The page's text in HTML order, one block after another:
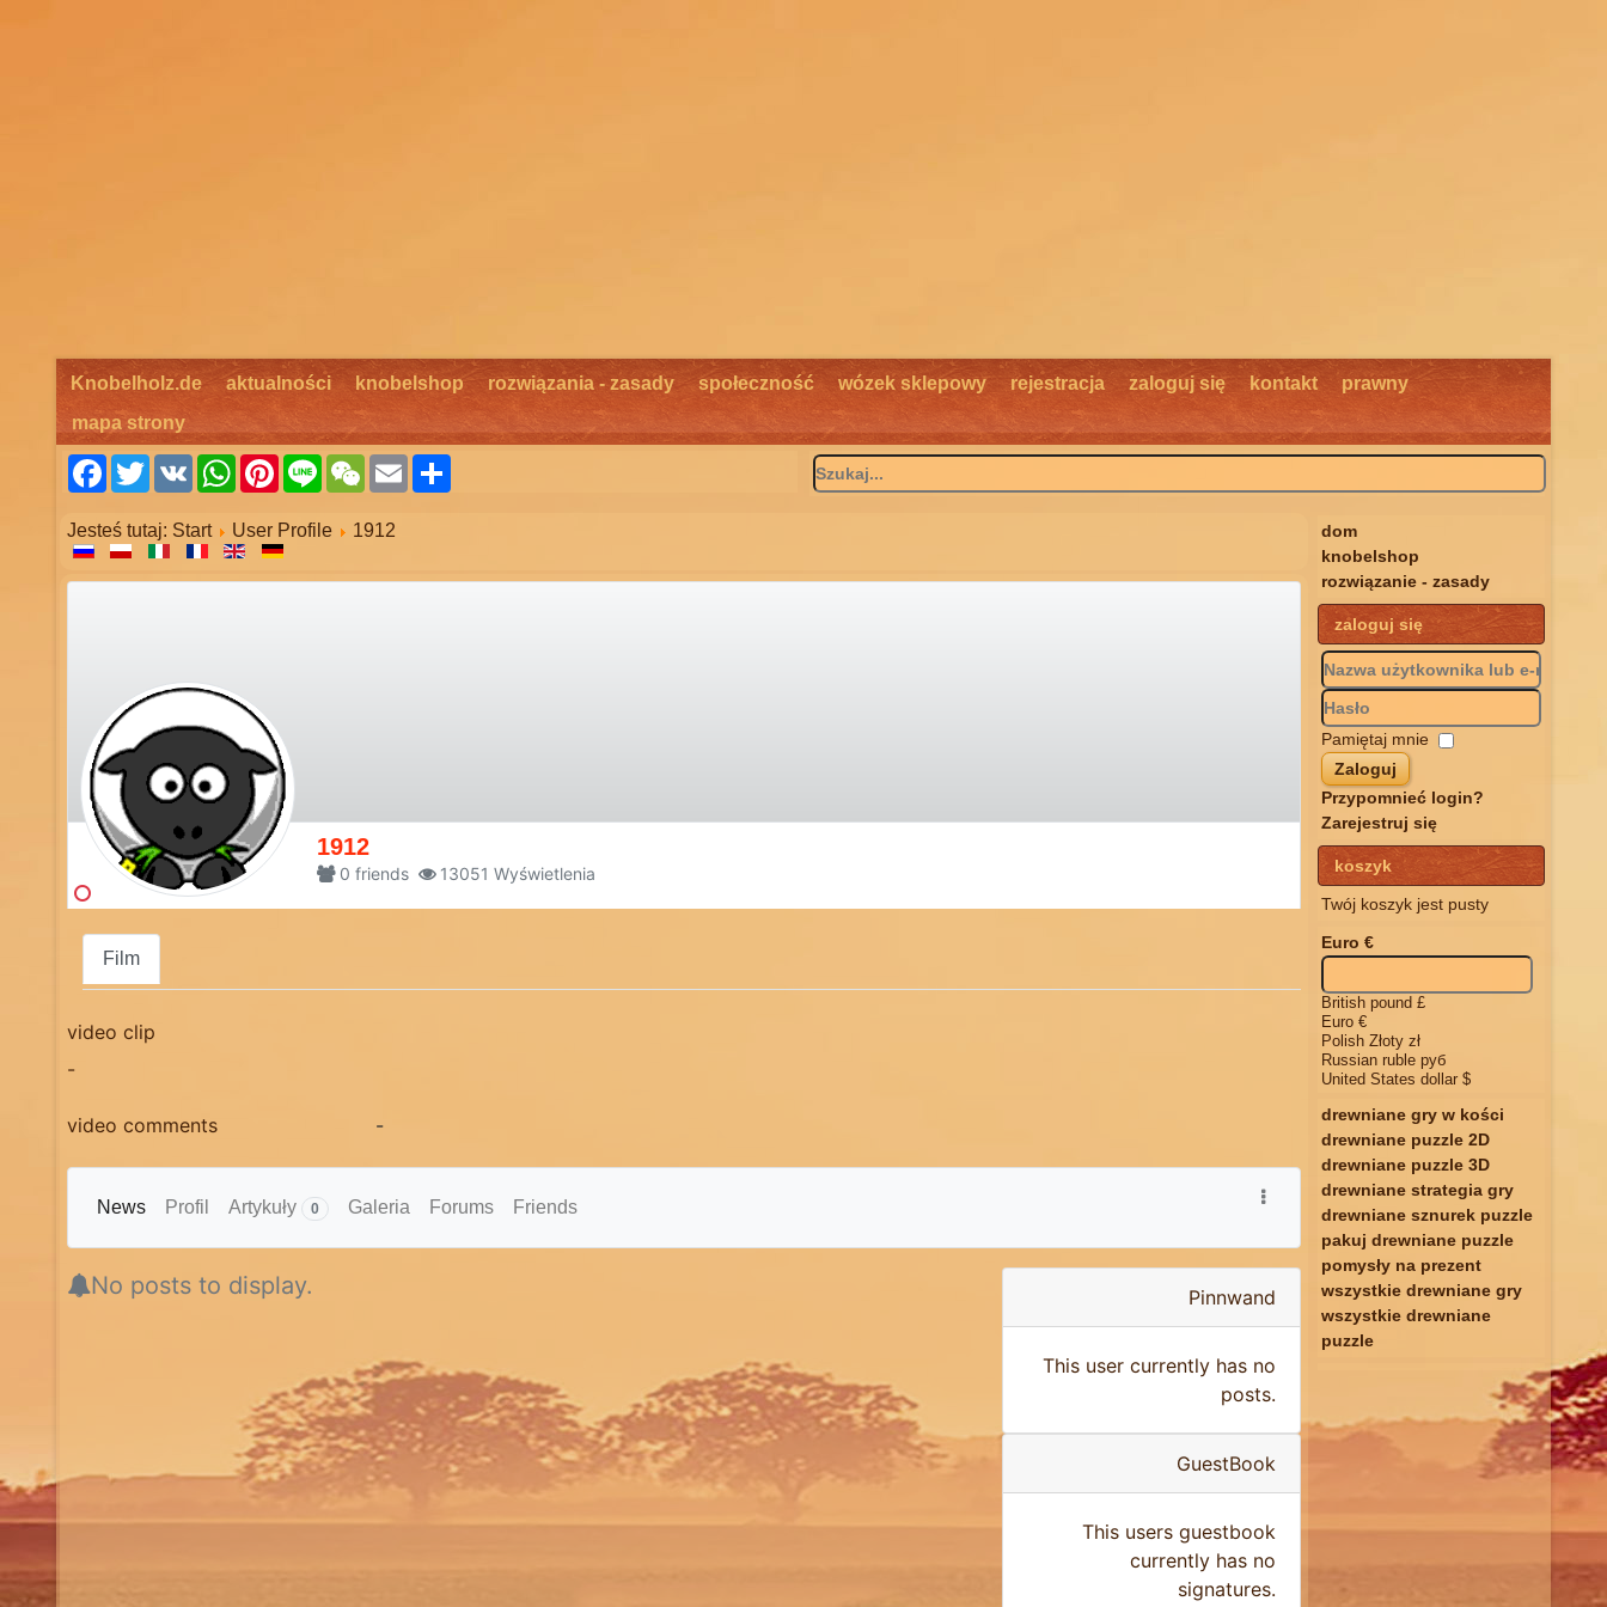
Knobelholz.de aktualności knobelshop rozwiązania - zasady społeczność wózek sklepowy rejestracja zaloguj się kontakt
prawny
mapa strony
Facebook
TwitterVK WhatsAppPinterest
Line WeChatEmail
Jesteś tutaj: Start User Profile 1912
1912
friends
0 Wyświetlenia
13051
Film
video clip
-
video comments -
News Profil Artykuły 0 Galeria Forums Friends
No posts to display. Pinnwand
This user currently has no
posts.
GuestBook
This users guestbook
currently has no
signatures.
dom
knobelshop
rozwiązanie - zasady
zaloguj się
Pamiętaj mnie
Zaloguj
Przypomnieć login?
Zarejestruj się
koszyk
Twój koszyk jest pusty
Euro €
British pound £
Euro €
Polish Złoty zł
Russian ruble руб
United States dollar $
drewniane gry w kości
drewniane puzzle 2D
drewniane puzzle 3D
drewniane strategia gry
drewniane sznurek puzzle
pakuj drewniane puzzle
pomysły na prezent
wszystkie drewniane gry
wszystkie drewniane
puzzle